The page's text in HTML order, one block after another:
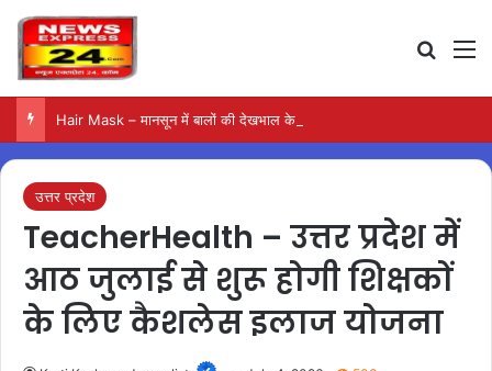
Hair Mask – मानसून में बालों की देखभाल के लिए आजमाएं अंडे का मास्क
उत्तर प्रदेश
TeacherHealth – उत्तर प्रदेश में
आठ जुलाई से शुरू होगी शिक्षकों
के लिए कैशलेस इलाज योजना